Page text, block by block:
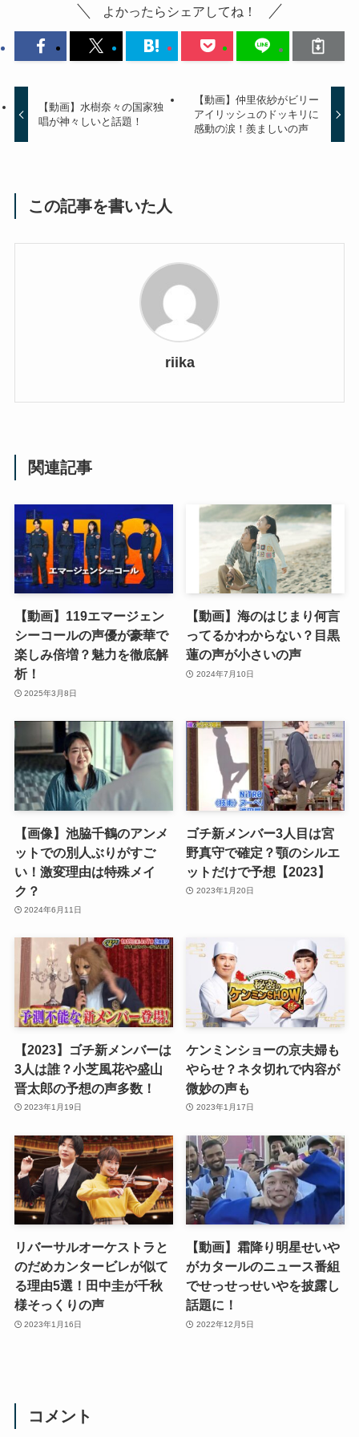
よかったらシェアしてね！
【動画】水樹奈々の国家独
唱が神々しいと話題！
【動画】仲里依紗がビリー
アイリッシュのドッキリに
感動の涙！羨ましいの声
この記事を書いた人
riika
関連記事
【動画】119エマージェン
シーコールの声優が豪華で
楽しみ倍増？魅力を徹底解
析！
2025年3月8日
【動画】海のはじまり何言
ってるかわからない？目黒
蓮の声が小さいの声
2024年7月10日
【画像】池脇千鶴のアンメ
ットでの別人ぶりがすご
い！激変理由は特殊メイ
ク？
2024年6月11日
ゴチ新メンバー3人目は宮
野真守で確定？顎のシルエ
ットだけで予想【2023】
2023年1月20日
【2023】ゴチ新メンバーは
3人は誰？小芝風花や盛山
晋太郎の予想の声多数！
2023年1月19日
ケンミンショーの京夫婦も
やらせ？ネタ切れで内容が
微妙の声も
2023年1月17日
リバーサルオーケストラと
のだめカンタービレが似て
る理由5選！田中圭が千秋
様そっくりの声
2023年1月16日
【動画】霜降り明星せいや
がカタールのニュース番組
でせっせっせいやを披露し
話題に！
2022年12月5日
コメント